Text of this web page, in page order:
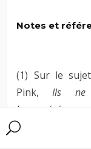
Notes et
(1) Sur le
Pink,Ils ne
La persévérance
–